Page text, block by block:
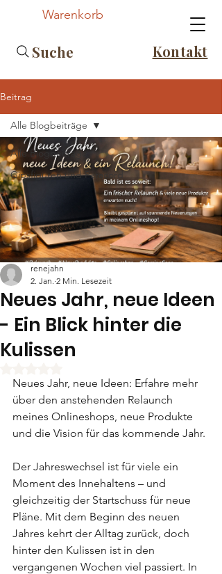
Warenkorb
Suche Kontakt
Beitrag
Alle Blogbeiträge
Gipsfiguren und Paracord
Alle Blogbeiträge
Neues Jahr, neue Ideen
- Ein Blick hinter die
Kulissen
renejahn
2. Jan. 2 Min. Lesezeit
Neues Jahr, neue Ideen: Erfahre mehr
über den anstehenden Relaunch
meines Onlineshops, neue Produkte
und die Vision für das kommende Jahr.
Der Jahreswechsel ist für viele ein
Moment des Innehaltens – und
gleichzeitig der Startschuss für neue
Pläne. Mit dem Beginn des neuen
Jahres kehrt der Alltag zurück, doch
hinter den Kulissen ist in den
vergangenen Wochen viel passiert. In